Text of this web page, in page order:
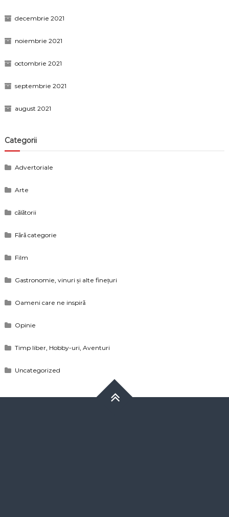
decembrie 2021
noiembrie 2021
octombrie 2021
septembrie 2021
august 2021
Categorii
Advertoriale
Arte
călătorii
Fără categorie
Film
Gastronomie, vinuri și alte finețuri
Oameni care ne inspiră
Opinie
Timp liber, Hobby-uri, Aventuri
Uncategorized